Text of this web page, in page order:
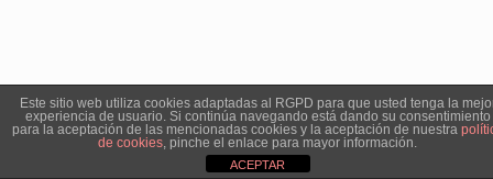
Este sitio web utiliza cookies adaptadas al RGPD para que usted tenga la
experiencia de usuario. Si continúa navegando está dando su consentimiento
para la aceptación de las mencionadas cookies y la aceptación de nuestra
de cookies, pinche el enlace para mayor información.
ACEPTAR